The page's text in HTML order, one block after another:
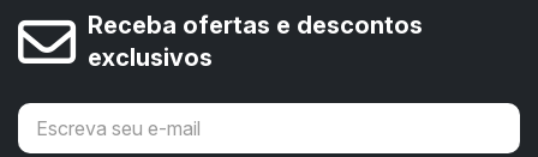
Receba ofertas e descontos
exclusivos